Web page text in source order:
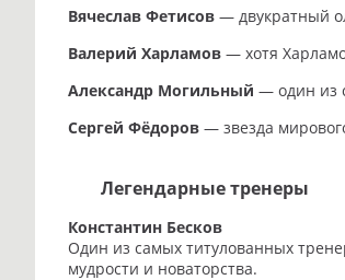
Вячеслав Фетисов — двукратный
Валерий Харламов — хотя
Александр Могильный — один из
Сергей Фёдоров — звезда
Легендарные тренеры
Константин Бесков
Один из самых титулованных
мудрости и новаторства.